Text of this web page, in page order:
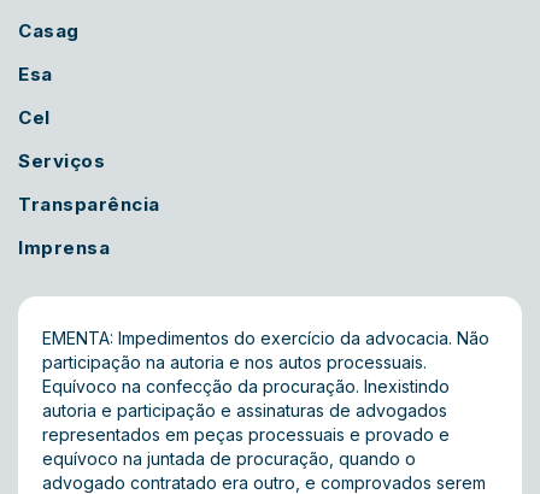
Casag
Esa
Cel
Serviços
Transparência
Imprensa
EMENTA: Impedimentos do exercício da advocacia. Não
participação na autoria e nos autos processuais.
Equívoco na confecção da procuração. Inexistindo
autoria e participação e assinaturas de advogados
representados em peças processuais e provado e
equívoco na juntada de procuração, quando o
advogado contratado era outro, e comprovados serem